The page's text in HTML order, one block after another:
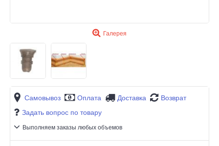
Галерея
Самовывоз Оплата Доставка
Возврат
Задать вопрос по товару
Выполняем заказы любых объемов